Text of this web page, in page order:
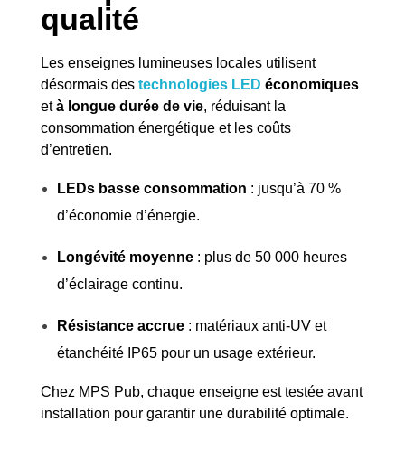
qualité
Les enseignes lumineuses locales utilisent
désormais des technologies LED économiques
età longue durée de vie, réduisant la
consommation énergétique et les coûts
d’entretien.
LEDs basse consommation : jusqu’à 70 %
d’économie d’énergie.
Longévité moyenne: plus de 50 000 heures
d’éclairage continu.
Résistance accrue: matériaux anti-UV et
étanchéité IP65 pour un usage extérieur.
Chez MPS Pub, chaque enseigne est testée avant
installation pour garantir une durabilité optimale.